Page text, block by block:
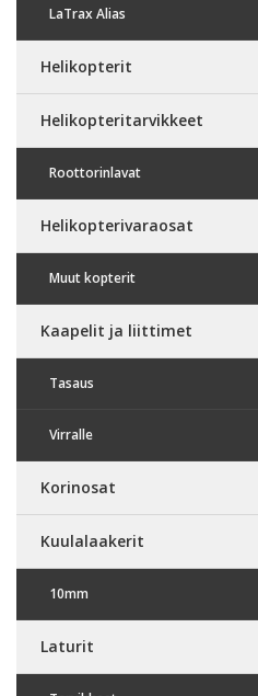
LaTrax Alias
Helikopterit
Helikopteritarvikkeet
Roottorinlavat
Helikopterivaraosat
Muut kopterit
Kaapelit ja liittimet
Tasaus
Virralle
Korinosat
Kuulalaakerit
10mm
Laturit